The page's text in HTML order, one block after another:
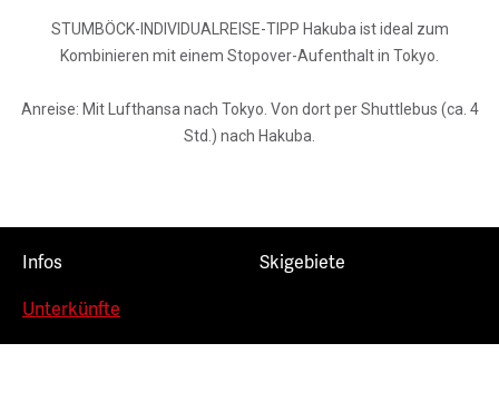
STUMBÖCK-INDIVIDUALREISE-TIPP Hakuba ist ideal zum
Kombinieren mit einem Stopover-Aufenthalt in Tokyo.
Anreise: Mit Lufthansa nach Tokyo. Von dort per Shuttlebus (ca. 4
Std.) nach Hakuba.
Infos
Skigebiete
Unterkünfte